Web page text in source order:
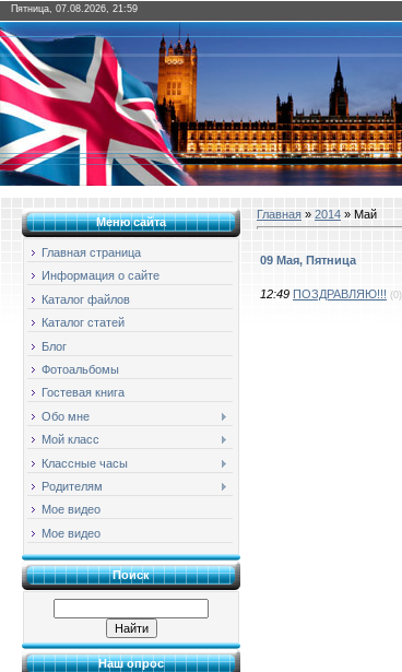
Пятница, 07.08.2026, 21:59
Меню сайта
Главная страница
Информация о сайте
Каталог файлов
Каталог статей
Блог
Фотоальбомы
Гостевая книга
Обо мне
Мой класс
Классные часы
Родителям
Мое видео
Мое видео
Поиск
Наш опрос
Главная » 2014 » Май
09 Мая, Пятница
12:49 ПОЗДРАВЛЯЮ!!! (0)